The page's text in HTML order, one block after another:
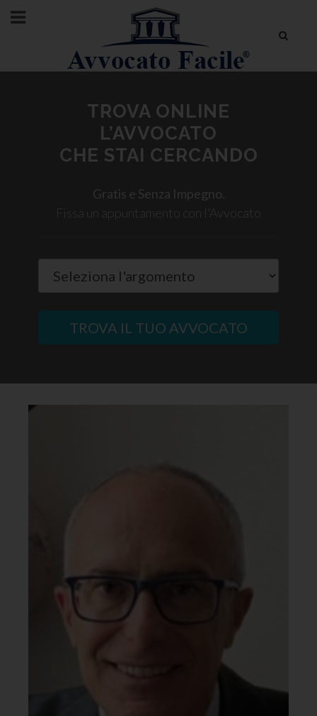
TROVA ONLINE
L’AVVOCATO
CHE STAI CERCANDO
Gratis e Senza Impegno.
Fissa un appuntamento con l'Avvocato
TROVA IL TUO AVVOCATO